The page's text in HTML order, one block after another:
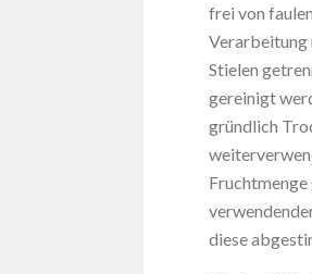
frei von
Verarbeitung
Stielen
gereinigt
gründlich
Fruchtmenge
diese